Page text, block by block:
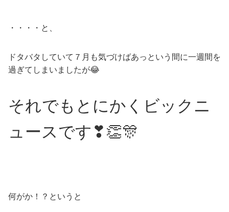
・・・・と、
ドタバタしていて７月も気づけばあっという間に一週間を
過ぎてしまいましたが😂
それでもとにかくビックニ
ュースです❣👏🎊
何がか！？というと